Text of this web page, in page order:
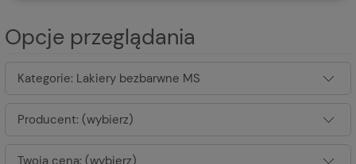
SOLIDNEEKO PAKOWANIE
Opcje przeglądania
Kategorie: Lakiery bezbarwne MS
Producent: (wybierz)